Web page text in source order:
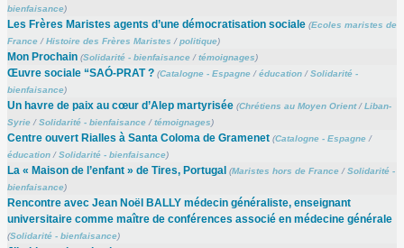
bienfaisance)
Les Frères Maristes agents d’une démocratisation sociale (Ecoles maristes de
France/Histoire des Frères Maristes /politique)
Mon Prochain (Solidarité - bienfaisance/témoignages)
Œuvre sociale “SAÓ-PRAT ? (Catalogne - Espagne/éducation/Solidarité -
bienfaisance)
Un havre de paix au cœur d’Alep martyrisée (Chrétiens au Moyen Orient/Liban-
Syrie/Solidarité - bienfaisance/témoignages)
Centre ouvert Rialles à Santa Coloma de Gramenet (Catalogne - Espagne/
éducation/Solidarité - bienfaisance)
La « Maison de l’enfant » de Tires, Portugal (Maristes hors de France/Solidarité -
bienfaisance)
Rencontre avec Jean Noël BALLY médecin généraliste, enseignant
universitaire comme maître de conférences associé en médecine générale
(Solidarité - bienfaisance)